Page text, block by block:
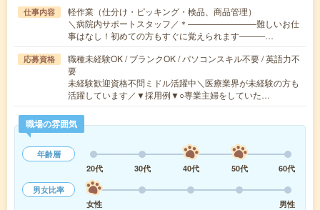
仕事内容
軽作業（仕分け・ピッキング・検品、商品管理）
＼病院内サポートスタッフ／＊――――――――難しいお仕
事はなし！初めての方もすぐに覚えられます―――…
応募資格
職種未経験OK / ブランクOK / パソコンスキル不要 / 英語力不
要
未経験歓迎資格不問ミドル活躍中＼医療業界が未経験の方も
活躍しています／▼採用例▼○専業主婦をしていた…
職場の雰囲気
年齢層
20代
30代 40代 50代
60代
男女比率
女性
男性